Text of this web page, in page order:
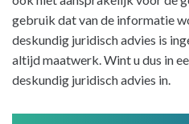
gebruik dat van de informatie
deskundig juridisch advies is
altijd maatwerk. Wint u dus in
deskundig juridisch advies in.